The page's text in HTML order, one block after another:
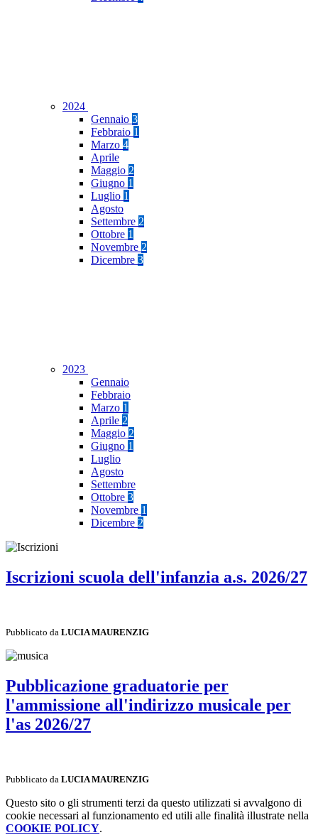
2024
Gennaio 3
Febbraio 1
Marzo 4
Aprile
Maggio 2
Giugno 1
Luglio 1
Agosto
Settembre 2
Ottobre 1
Novembre 2
Dicembre 3
2023
Gennaio
Febbraio
Marzo 1
Aprile 2
Maggio 2
Giugno 1
Luglio
Agosto
Settembre
Ottobre 3
Novembre 1
Dicembre 2
Iscrizioni scuola dell'infanzia a.s. 2026/27
Pubblicato da LUCIA MAURENZIG
Pubblicazione graduatorie per
l'ammissione all'indirizzo musicale per
l'as 2026/27
Pubblicato da LUCIA MAURENZIG
Questo sito o gli strumenti terzi da questo utilizzati si avvalgono di
cookie necessari al funzionamento ed utili alle finalità illustrate nella
COOKIE POLICY.